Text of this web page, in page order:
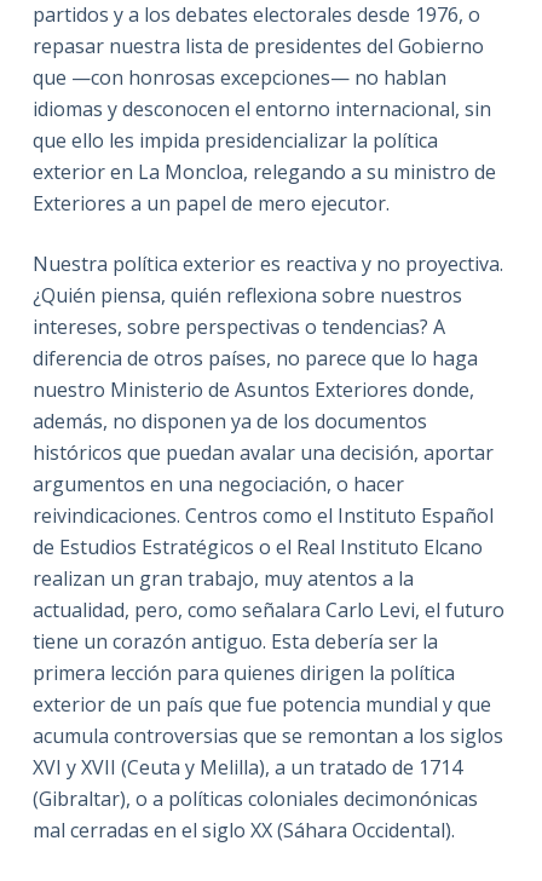
partidos y a los debates electorales desde 1976, o
repasar nuestra lista de presidentes del Gobierno
que —con honrosas excepciones— no hablan
idiomas y desconocen el entorno internacional, sin
que ello les impida presidencializar la política
exterior en La Moncloa, relegando a su ministro de
Exteriores a un papel de mero ejecutor.
Nuestra política exterior es reactiva y no proyectiva.
¿Quién piensa, quién reflexiona sobre nuestros
intereses, sobre perspectivas o tendencias? A
diferencia de otros países, no parece que lo haga
nuestro Ministerio de Asuntos Exteriores donde,
además, no disponen ya de los documentos
históricos que puedan avalar una decisión, aportar
argumentos en una negociación, o hacer
reivindicaciones. Centros como el Instituto Español
de Estudios Estratégicos o el Real Instituto Elcano
realizan un gran trabajo, muy atentos a la
actualidad, pero, como señalara Carlo Levi, el futuro
tiene un corazón antiguo. Esta debería ser la
primera lección para quienes dirigen la política
exterior de un país que fue potencia mundial y que
acumula controversias que se remontan a los siglos
XVI y XVII (Ceuta y Melilla), a un tratado de 1714
(Gibraltar), o a políticas coloniales decimonónicas
mal cerradas en el siglo XX (Sáhara Occidental).